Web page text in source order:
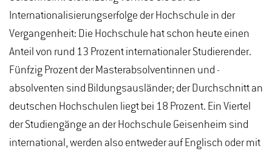
Internationalisierungserfolge der Hochschule in der
Vergangenheit: Die Hochschule hat schon heute einen
Anteil von rund 13 Prozent internationaler Studierender.
Fünfzig Prozent der Masterabsolventinnen und -
absolventen sind Bildungsausländer; der Durchschnitt an
deutschen Hochschulen liegt bei 18 Prozent. Ein Viertel
der Studiengänge an der Hochschule Geisenheim sind
international, werden also entweder auf Englisch oder mit